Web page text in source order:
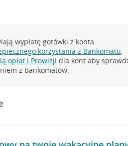
wypłatę gotówki z konta.
korzystania z Bankomatu.
opłat i Prowizji dla kont aby
z bankomatów.